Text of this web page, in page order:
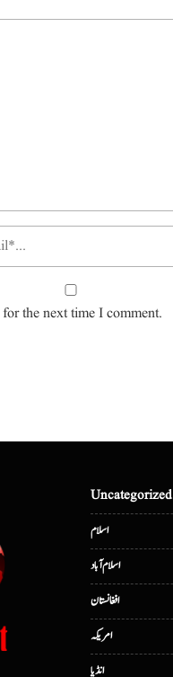
the next time I comment.
Uncategorized
اسلام
اسلام آباد
افغانستان
امریکہ
انڈیا